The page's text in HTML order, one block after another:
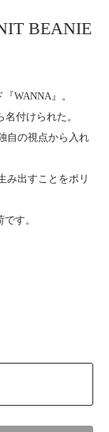
BEANIE
WANNA』。
付けられた。
自の視点から入れ
み出すことをポリ
す。